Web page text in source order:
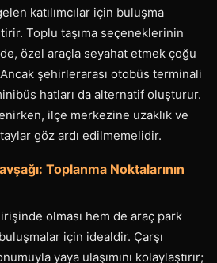
katılımcılar için buluşma
Toplu taşıma seçeneklerinin
özel araçla seyahat etmek çoğu
şehirlerarası otobüs terminali
hatları da alternatif oluşturur.
ilçe merkezine uzaklık ve
göz ardı edilmemelidir.
Toplanma Noktalarının
olması hem de araç park
için idealdir. Çarşı
yaya ulaşımını kolaylaştırır;